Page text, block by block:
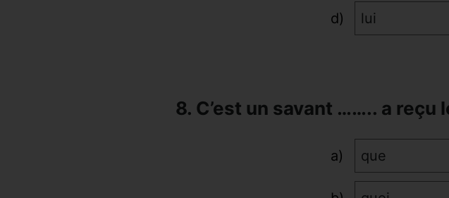
lui
8. C’est un savant …….. a reçu
que